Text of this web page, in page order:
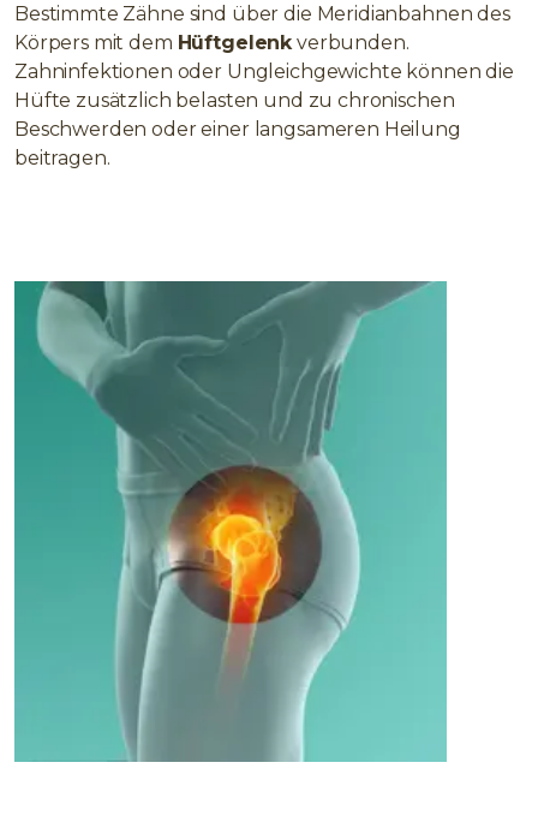
Bestimmte Zähne sind über die Meridianbahnen des
Körpers mit dem Hüftgelenkverbunden.
Zahninfektionen oder Ungleichgewichte können die
Hüfte zusätzlich belasten und zu chronischen
Beschwerden oder einer langsameren Heilung
beitragen.